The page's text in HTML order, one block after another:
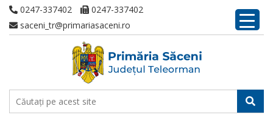
0247-337402
0247-337402
saceni_tr@primariasaceni.ro